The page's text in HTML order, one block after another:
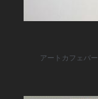
アートカフェバー,